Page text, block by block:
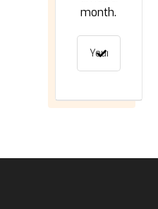
month.